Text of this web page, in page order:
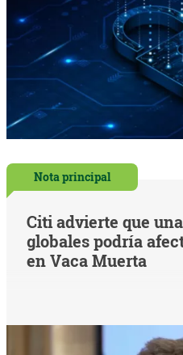
Nota principal
Citi advierte que
globales podría
en Vaca Muerta